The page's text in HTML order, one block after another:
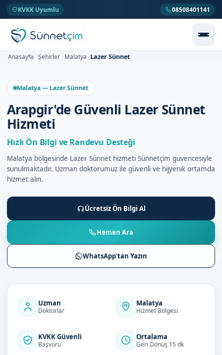
KVKK Uyumlu 08508401141
Anasayfa Şehirler Malatya Lazer Sünnet
Malatya — Lazer Sünnet
Arapgir'de Güvenli Lazer Sünnet
Hizmeti
Hızlı Ön Bilgi ve Randevu Desteği
Malatya bölgesinde Lazer Sünnet hizmeti Sünnetçim güvencesiyle
sunulmaktadır. Uzman doktorumuz ile güvenli ve hijyenik ortamda
hizmet alın.
Ücretsiz Ön Bilgi Al
Hemen Ara
WhatsApp'tan Yazın
Uzman
Doktorlar
Malatya
Hizmet Bölgesi
KVKK Güvenli
Başvuru
Ortalama
Geri Dönüş 15 dk